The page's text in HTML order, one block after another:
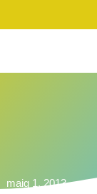
maig 1, 2013